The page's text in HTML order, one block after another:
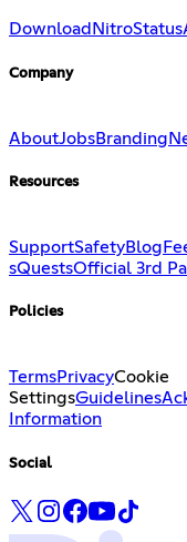
Download NitroStatus
Company
AboutJobsBranding
Resources
SupportSafetyBlog
sQuestsOfficial 3rd
Policies
TermsPrivacyCookie
SettingsGuidelines
Information
Social